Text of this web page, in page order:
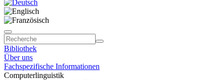
Bibliothek
Über uns
Fachspezifische Informationen
Computerlinguistik